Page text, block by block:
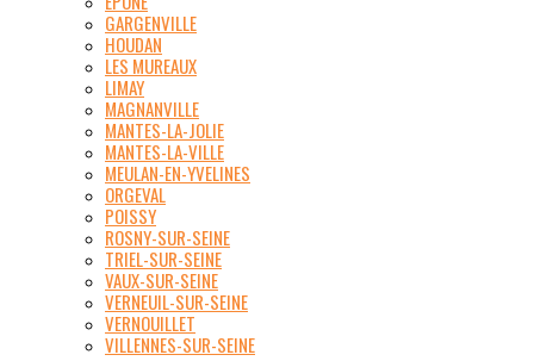
GARGENVILLE
HOUDAN
LES MUREAUX
LIMAY
MAGNANVILLE
MANTES-LA-JOLIE
MANTES-LA-VILLE
MEULAN-EN-YVELINES
ORGEVAL
POISSY
ROSNY-SUR-SEINE
TRIEL-SUR-SEINE
VAUX-SUR-SEINE
VERNEUIL-SUR-SEINE
VERNOUILLET
VILLENNES-SUR-SEINE